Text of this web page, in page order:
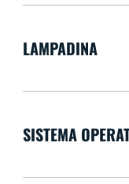
LAMPADINA
SISTEMA